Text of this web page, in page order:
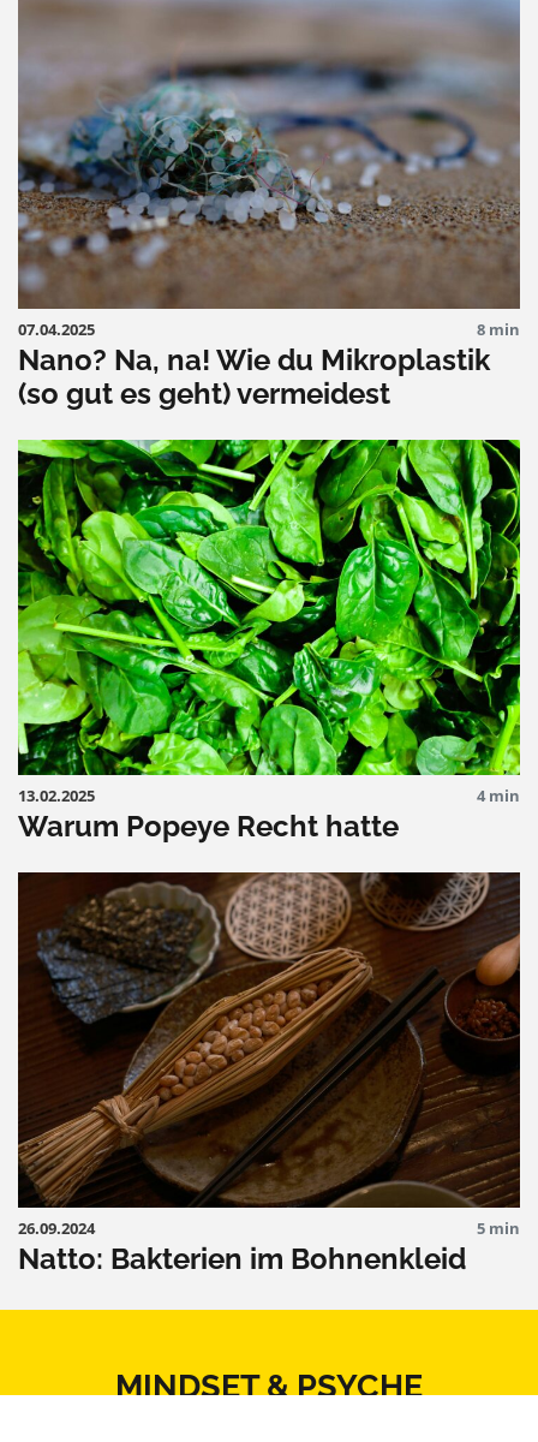
07.04.2025 8 min
Nano? Na, na! Wie du Mikroplastik
(so gut es geht) vermeidest
13.02.2025 4 min
Warum Popeye Recht hatte
26.09.2024 5 min
Natto: Bakterien im Bohnenkleid
MINDSET & PSYCHE